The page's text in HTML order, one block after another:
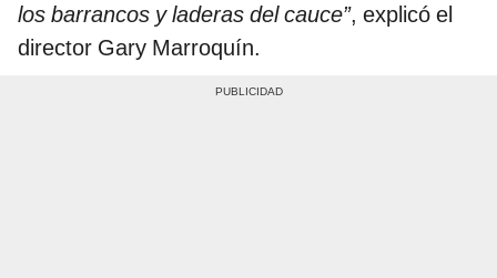
los barrancos y laderas del cauce”, explicó el
director Gary Marroquín.